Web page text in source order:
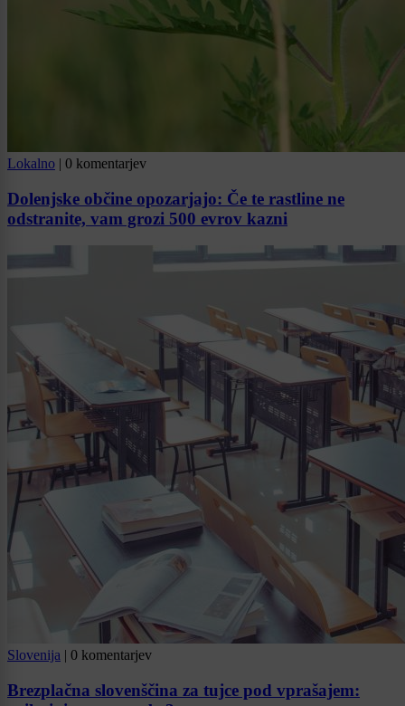
Lokalno | 0 komentarjev
Dolenjske občine opozarjajo: Če te rastline ne
odstranite, vam grozi 500 evrov kazni
Slovenija | 0 komentarjev
Brezplačna slovenščina za tujce pod vprašajem: